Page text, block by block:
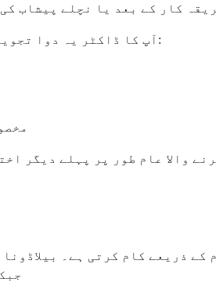
کار کے بعد یا نچلے پیشاب
آپ کا ڈاکٹر یہ دوا تجویز کر سکتا ہے اگر آپ کو اس سے متعلق شدید درد اور کھچاؤ کا سامنا ہے:
والا عام طور پر پہلے دیگر
ذریعے کام کرتی ہے۔